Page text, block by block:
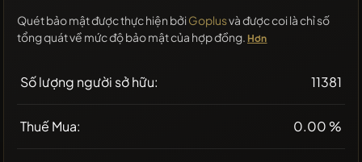
Quét bảo mật được thực hiện bởi Goplusvà được coi là chỉ số
tổng quát về mức độ bảo mật của hợp đồng. Hơn
Số lượng người sở hữu: 11381
Thuế Mua: 0.00 %